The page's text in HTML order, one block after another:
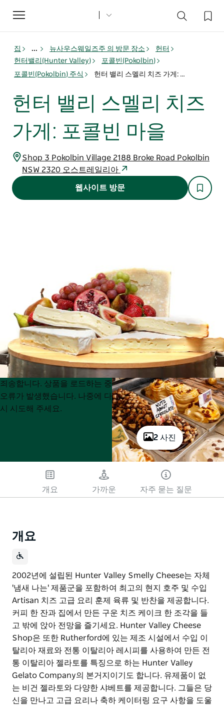
Toggle
navigation
집 ... 뉴사우스웨일즈주 의 방문 장소
헌터
헌터밸리(Hunter Valley)
포콜빈(Pokolbin)
포콜빈(Pokolbin) 주식
헌터 밸리 스멜리 치즈 가게: 포콜빈 마을
헌터 밸리 스멜리 치즈
가게: 포콜빈 마을
Shop 3 Pokolbin Village 2188 Broke Road Pokolbin
NSW 2320 오스트레일리아
웹사이트 방문
2 사진
Product
List
Product
List
죄송합니다. 상품을 로드하는 중
오류가 발생했습니다. 나중에 다
시 시도해 주세요.
개요 가까운 자주 묻는 질문
개요
2002년에 설립된 Hunter Valley Smelly Cheese는 자체
'냄새 나는' 제품군을 포함하여 최고의 현지 호주 및 수입
Artisan 치즈 고급 요리 훈제 육류 및 반찬을 제공합니다.
커피 한 잔과 집에서 만든 구운 치즈 케이크 한 조각을 들
고 밖에 앉아 전망을 즐기세요. Hunter Valley Cheese
Shop은 또한 Rutherford에 있는 제조 시설에서 수입 이
탈리아 재료와 전통 이탈리아 레시피를 사용하여 만든 전
통 이탈리아 젤라토를 특징으로 하는 Hunter Valley
Gelato Company의 본거지이기도 합니다. 유제품이 없
는 비건 젤라토와 다양한 샤베트를 제공합니다. 그들은 당
신을 만나고 고급 요리나 축하 케이터링 요구 사항을 도울